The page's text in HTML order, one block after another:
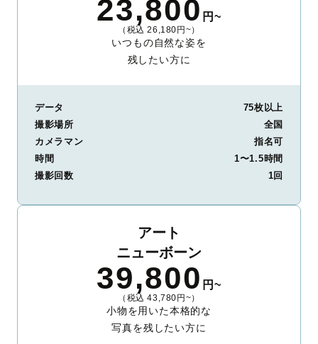
23,800 円~
（税込 26,180円~）
いつもの自然な姿を
残したい方に
データ
75枚以上
撮影場所
全国
カメラマン
指名可
時間
1〜1.5時間
撮影回数
1回
アート
ニューボーン
39,800 円~
（税込 43,780円~）
小物を用いた本格的な
写真を残したい方に